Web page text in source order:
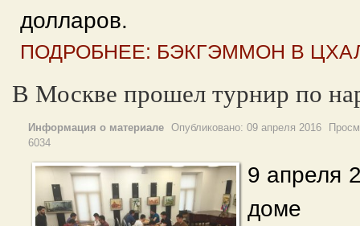
долларов.
ПОДРОБНЕЕ: БЭКГЭММОН В
В Москве прошел турнир по
Информация о материале Опубликовано: 09 апреля 2016
6034
9 апреля
доме